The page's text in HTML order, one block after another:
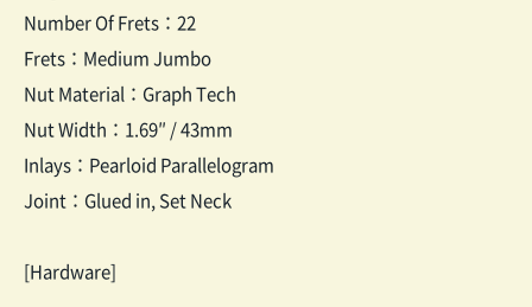
Number Of Frets：22
Frets：Medium Jumbo
Nut Material：Graph Tech
Nut Width：1.69″ / 43mm
Inlays：Pearloid Parallelogram
Joint：Glued in, Set Neck
[Hardware]